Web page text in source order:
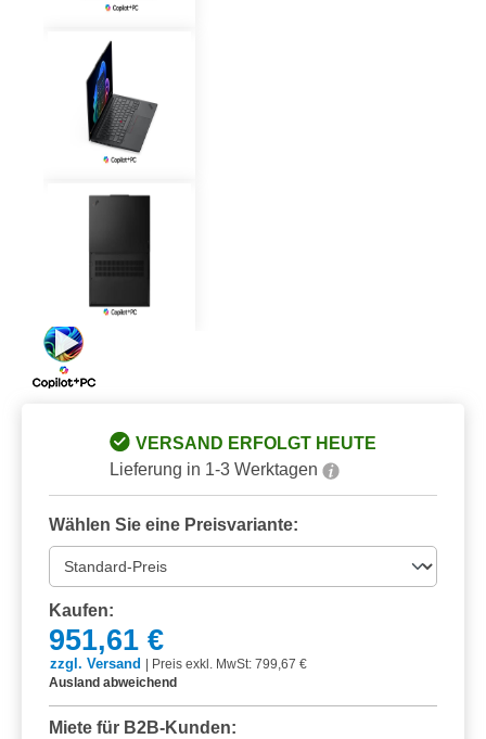
VERSAND ERFOLGT HEUTE
Lieferung in 1-3 Werktagen
Wählen Sie eine Preisvariante:
Kaufen:
951,61 €
zzgl. Versand
Preis exkl. MwSt: 799,67 €
Ausland abweichend
Miete für B2B-Kunden: